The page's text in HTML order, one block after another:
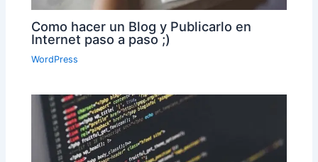
Como hacer un Blog y Publicarlo en
Internet paso a paso ;)
WordPress